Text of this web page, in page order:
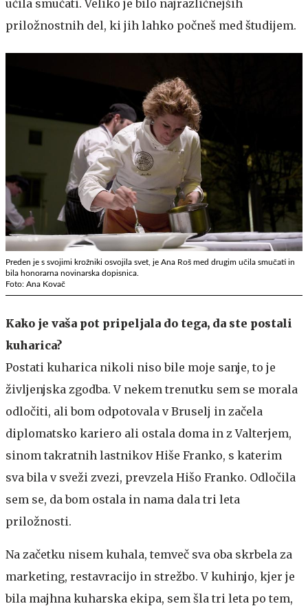
učila smučati. Veliko je bilo najrazličnejših
priložnostnih del, ki jih lahko počneš med študijem.
Preden je s svojimi krožniki osvojila svet, je Ana Roš med drugim učila smučati in
bila honorarna novinarska dopisnica.
Foto: Ana Kovač
Kako je vaša pot pripeljala do tega, da ste postali
kuharica?
Postati kuharica nikoli niso bile moje sanje, to je
življenjska zgodba. V nekem trenutku sem se morala
odločiti, ali bom odpotovala v Bruselj in začela
diplomatsko kariero ali ostala doma in z Valterjem,
sinom takratnih lastnikov Hiše Franko, s katerim
sva bila v sveži zvezi, prevzela Hišo Franko. Odločila
sem se, da bom ostala in nama dala tri leta
priložnosti.
Na začetku nisem kuhala, temveč sva oba skrbela za
marketing, restavracijo in strežbo. V kuhinjo, kjer je
bila majhna kuharska ekipa, sem šla tri leta po tem,